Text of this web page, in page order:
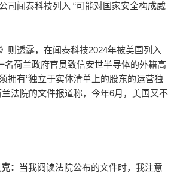
司闻泰科技列入 “可能对国家安全构成威
则透露，在闻泰科技2024年被美国列入
名荷兰政府官员致信安世半导体的外籍高
拥有“独立于实体清单上的股东的运营独
法院的文件报道称，今年6月，美国又不
：
当我阅读法院公布的文件时，我注意